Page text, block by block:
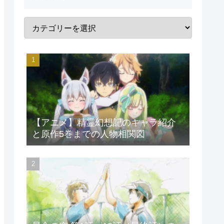
【アニメ】精霊幻想記のキャラ紹介
と原作5巻までの人物相関図